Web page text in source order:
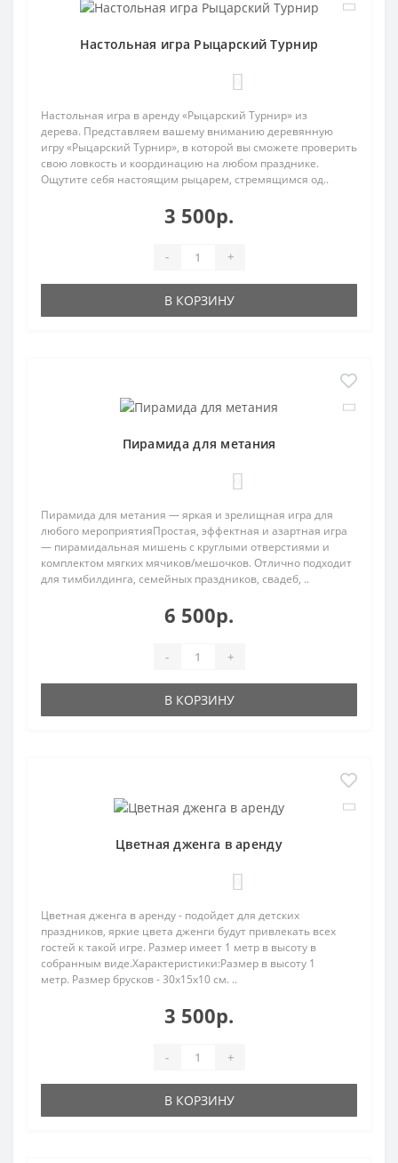
Настольная игра Рыцарский Турнир
Настольная игра в аренду «Рыцарский Турнир» из
дерева. Представляем вашему вниманию деревянную
игру «Рыцарский Турнир», в которой вы сможете проверить
свою ловкость и координацию на любом празднике.
Ощутите себя настоящим рыцарем, стремящимся од..
3 500р.
- +
В КОРЗИНУ
Пирамида для метания
Пирамида для метания — яркая и зрелищная игра для
любого мероприятияПростая, эффектная и азартная игра
— пирамидальная мишень с круглыми отверстиями и
комплектом мягких мячиков/мешочков. Отлично подходит
для тимбилдинга, семейных праздников, свадеб, ..
6 500р.
- +
В КОРЗИНУ
Цветная дженга в аренду
Цветная дженга в аренду - подойдет для детских
праздников, яркие цвета дженги будут привлекать всех
гостей к такой игре. Размер имеет 1 метр в высоту в
собранным виде.Характеристики:Размер в высоту 1
метр. Размер брусков - 30x15x10 см. ..
3 500р.
- +
В КОРЗИНУ